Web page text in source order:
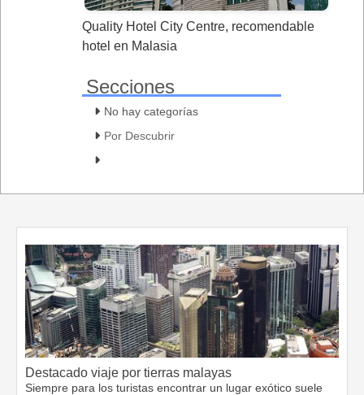
Quality Hotel City Centre, recomendable
hotel en Malasia
Secciones
No hay categorías
Por Descubrir
Destacado viaje por tierras malayas
Siempre para los turistas encontrar un lugar exótico suele